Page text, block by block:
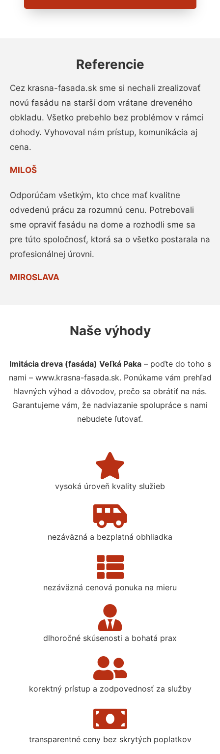
Referencie
Cez krasna-fasada.sk sme si nechali zrealizovať
novú fasádu na starší dom vrátane dreveného
obkladu. Všetko prebehlo bez problémov v rámci
dohody. Vyhovoval nám prístup, komunikácia aj
cena.
MILOŠ
Odporúčam všetkým, kto chce mať kvalitne
odvedenú prácu za rozumnú cenu. Potrebovali
sme opraviť fasádu na dome a rozhodli sme sa
pre túto spoločnosť, ktorá sa o všetko postarala na
profesionálnej úrovni.
MIROSLAVA
Naše výhody
Imitácia dreva (fasáda) Veľká Paka– poďte do toho s
nami – www.krasna-fasada.sk. Ponúkame vám prehľad
hlavných výhod a dôvodov, prečo sa obrátiť na nás.
Garantujeme vám, že nadviazanie spolupráce s nami
nebudete ľutovať.
vysoká úroveň kvality služieb
nezáväzná a bezplatná obhliadka
nezáväzná cenová ponuka na mieru
dlhoročné skúsenosti a bohatá prax
korektný prístup a zodpovednosť za služby
transparentné ceny bez skrytých poplatkov